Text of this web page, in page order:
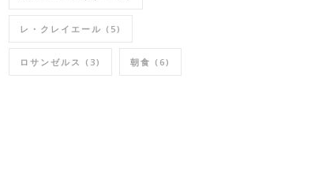
レ・クレイエール (5)
ロサンゼルス (3) 朝食 (6)